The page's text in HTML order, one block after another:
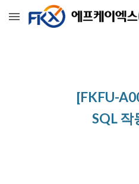
Skip to main content
[FKFU-
SQL 작